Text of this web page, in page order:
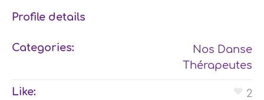
Profile details
Categories:
Nos Danse
Thérapeutes
Like: 2